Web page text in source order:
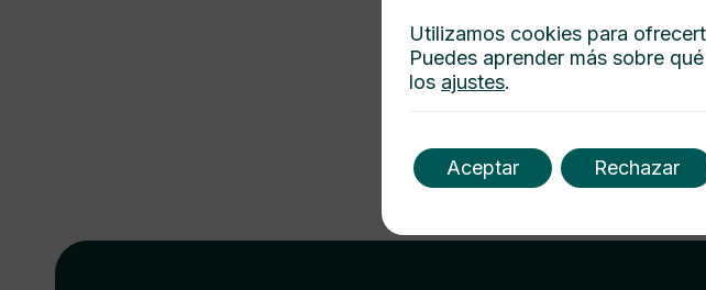
Utilizamos cookies para
Puedes aprender más sobre
los ajustes.
Aceptar Rechazar